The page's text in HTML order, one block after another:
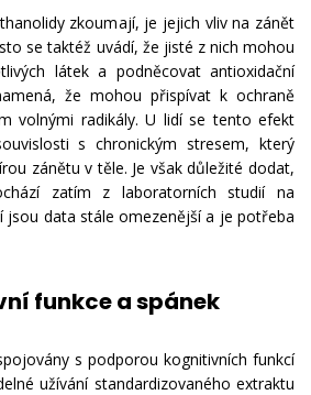
zkoumají, je jejich vliv na zánět
se taktéž uvádí, že jisté z nich mohou
látek a podněcovat antioxidační
že mohou přispívat k ochraně
volnými radikály. U lidí se tento efekt
s chronickým stresem, který
zánětu v těle. Je však důležité dodat,
zatím z laboratorních studií na
jsou data stále omezenější a je potřeba
funkce a spánek
s podporou kognitivních funkcí
užívání standardizovaného extraktu